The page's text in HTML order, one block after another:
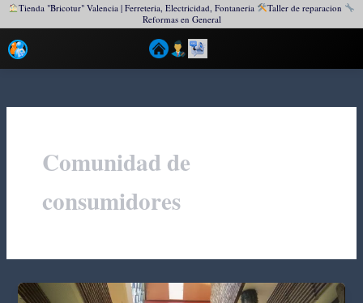
Tienda "Bricotur" Valencia | Ferreteria, Electricidad, Fontaneria
Taller de reparacion
Reformas en General
Ir
contenido
Comunidad de
consumidores